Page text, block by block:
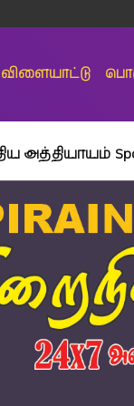
விளையாட்டு
Spoken Day